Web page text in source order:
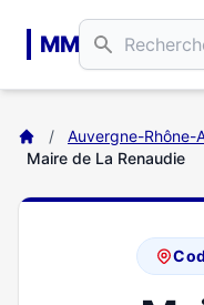
MM
/ Auvergne-Rhône-
Maire de La Renaudie